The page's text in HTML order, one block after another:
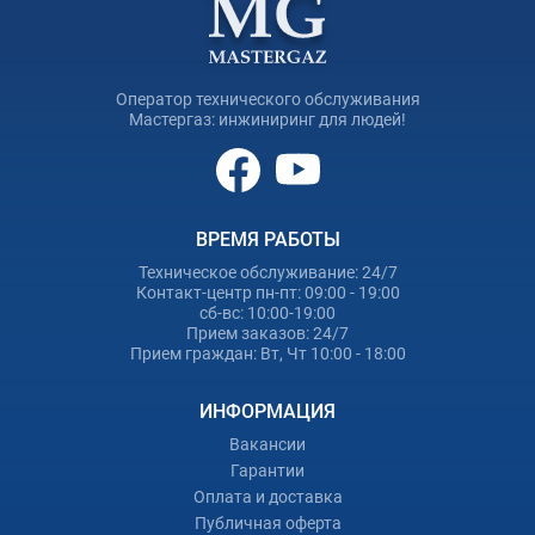
Избавьтесь от засора без риска для труб.
, и наш мастер оперативно вернёт комфорт в Ваш
что платите. Не откладывайте решение проблемы: выбирайте
профессиональную прочистку канализации в Киеве!
Оператор технического обслуживания
Мастергаз: инжиниринг для людей!
ВРЕМЯ РАБОТЫ
Техническое обслуживание: 24/7
Контакт-центр пн-пт: 09:00 - 19:00
сб-вс: 10:00-19:00
Прием заказов: 24/7
Прием граждан: Вт, Чт 10:00 - 18:00
ИНФОРМАЦИЯ
Вакансии
Гарантии
Оплата и доставка
Публичная оферта